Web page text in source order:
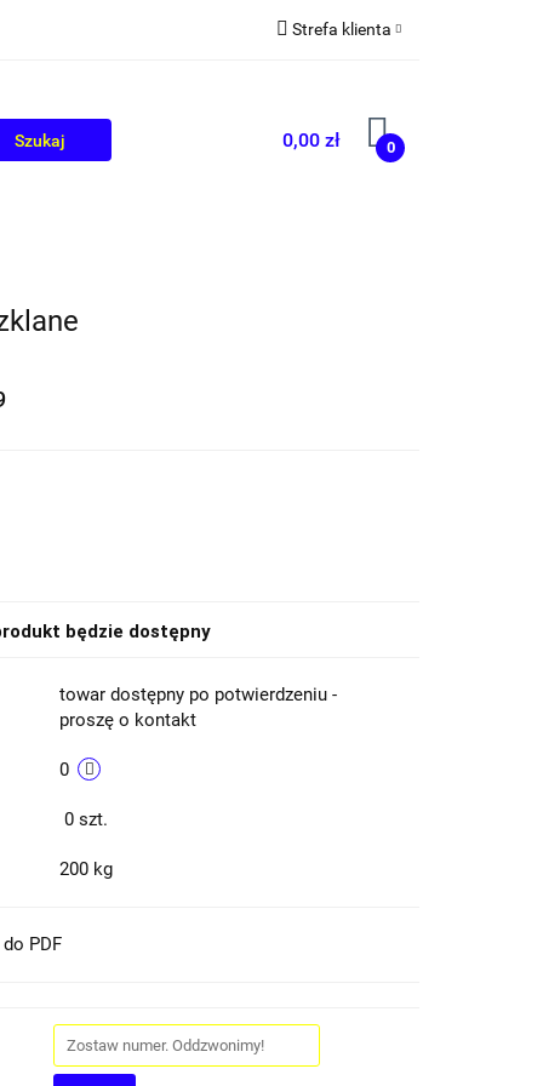
Strefa klienta
Zarejestruj się
Dodaj zgłoszenie
0,00 zł 0
będzie dostępny
towar dostępny po potwierdzeniu -
proszę o kontakt
0
0 szt.
200 kg
PDF